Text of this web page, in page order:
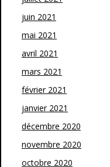
juin 2021
mai 2021
avril 2021
mars 2021
février 2021
janvier 2021
décembre 2020
novembre 2020
octobre 2020